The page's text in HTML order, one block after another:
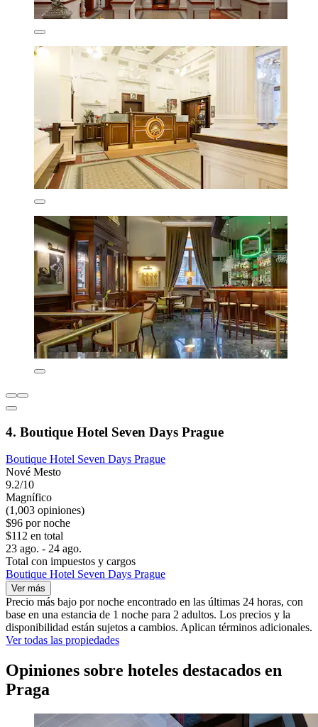
4. Boutique Hotel Seven Days Prague
Boutique Hotel Seven Days Prague
Nové Mesto
9.2/10
Magnífico
(1,003 opiniones)
$96 por noche
$112 en total
23 ago. - 24 ago.
Total con impuestos y cargos
Boutique Hotel Seven Days Prague
Ver más
Precio más bajo por noche encontrado en las últimas 24 horas, con
base en una estancia de 1 noche para 2 adultos. Los precios y la
disponibilidad están sujetos a cambios. Aplican términos adicionales.
Ver todas las propiedades
Opiniones sobre hoteles destacados en
Praga